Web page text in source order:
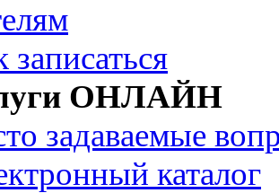
записаться
ОНЛАЙН
задаваемые
каталог